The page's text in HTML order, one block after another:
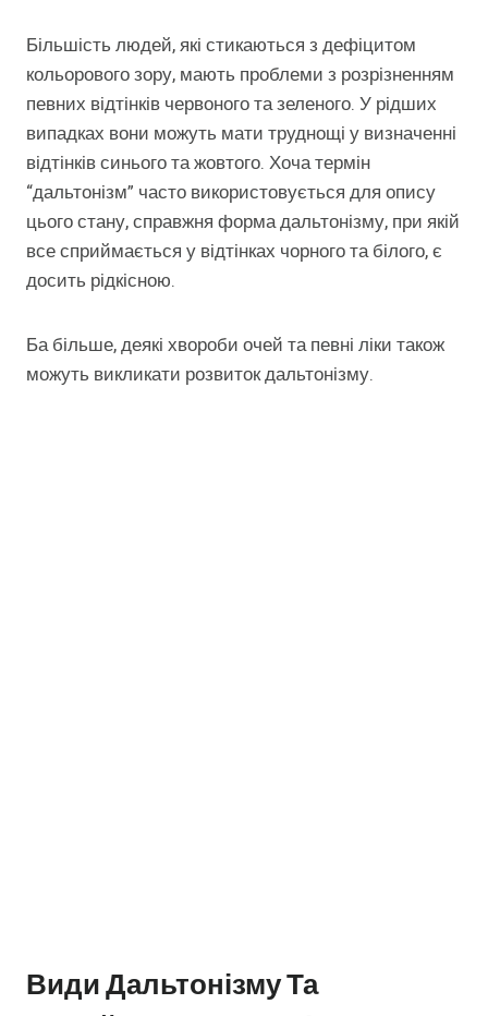
Більшість людей, які стикаються з дефіцитом
кольорового зору, мають проблеми з розрізненням
певних відтінків червоного та зеленого. У рідших
випадках вони можуть мати труднощі у визначенні
відтінків синього та жовтого. Хоча термін
“дальтонізм” часто використовується для опису
цього стану, справжня форма дальтонізму, при якій
все сприймається у відтінках чорного та білого, є
досить рідкісною.
Ба більше, деякі хвороби очей та певні ліки також
можуть викликати розвиток дальтонізму.
Види Дальтонізму Та